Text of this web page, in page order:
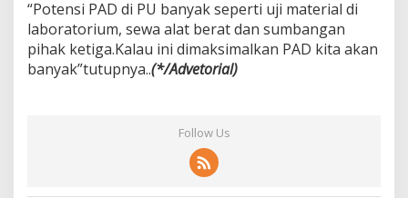
“Potensi PAD di PU banyak seperti uji material di
laboratorium, sewa alat berat dan sumbangan
pihak ketiga.Kalau ini dimaksimalkan PAD kita akan
banyak”tutupnya..(*/Advetorial)
Follow Us